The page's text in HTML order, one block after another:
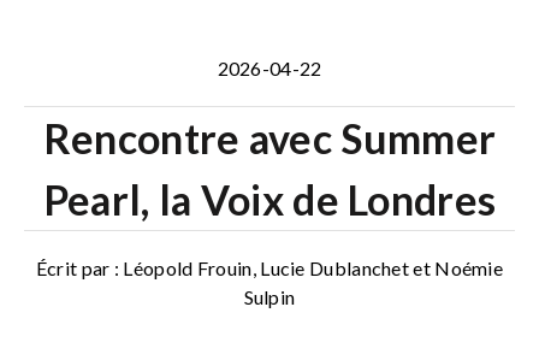
2026-04-22
Rencontre avec Summer
Pearl, la Voix de Londres
Écrit par : Léopold Frouin, Lucie Dublanchet et Noémie
Sulpin